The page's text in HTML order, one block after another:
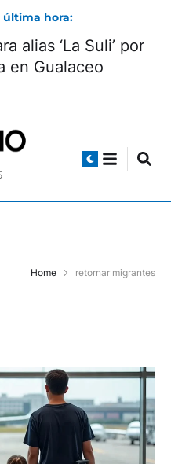
última hora:
alias ‘La Suli’ por
en Gualaceo
Home retornar migrantes